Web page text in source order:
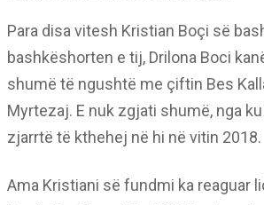
Para disa vitesh Kristian Boçi së
bashkëshorten e tij, Drilona Boci
shumë të ngushtë me çiftin Bes
Myrtezaj. E nuk zgjati shumë, nga
zjarrtë të kthehej në hi në vitin 2018.
Ama Kristiani së fundmi ka reaguar